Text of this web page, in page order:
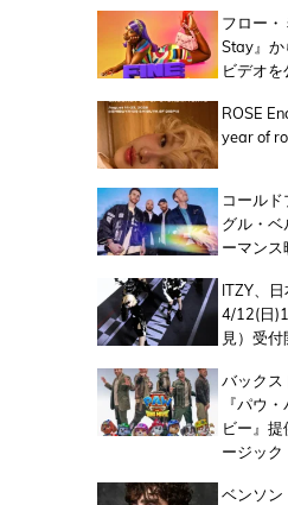
フロー・
Stay』か
ビデオを
ROSE
year of
コール
グル・
ーマンス
ITZY、日
4/12(日
見）受付
バックス
『パウ
ビー』
ージック
ベンソン